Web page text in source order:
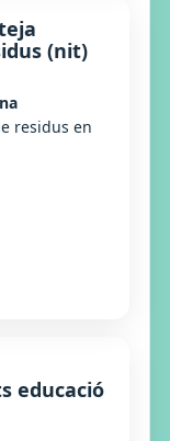
(nit)
residus en
educació